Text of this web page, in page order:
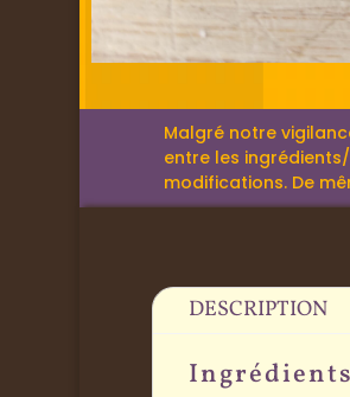
Malgré notre
entre les
modifications. De
DESCRIPTION
Ingrédients